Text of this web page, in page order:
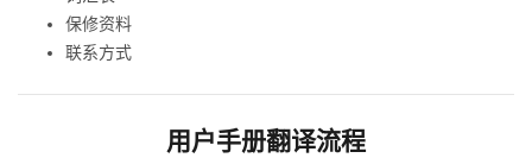
保修资料
联系方式
用户手册翻译流程